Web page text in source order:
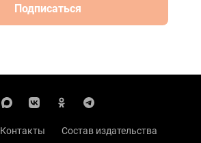
Подписаться
Контакты
Состав издательства